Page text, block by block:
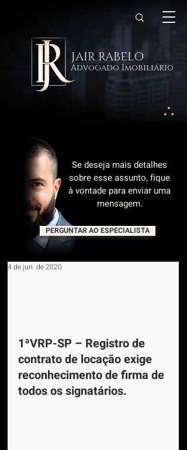
JAIR RABELO
Advogado Imobiliário
Se deseja mais detalhes
sobre esse assunto, fique
à vontade para enviar uma
mensagem.
PERGUNTAR AO ESPECIALISTA
4 de jun. de 2020
1ªVRP-SP – Registro de
contrato de locação exige
reconhecimento de firma de
todos os signatários.